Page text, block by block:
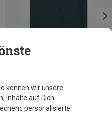
können wir unsere
Inhalte auf Dich
personalisierte